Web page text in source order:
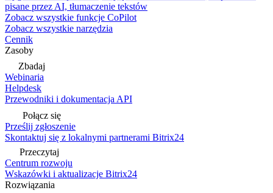
pisane przez AI, tłumaczenie tekstów
Zobacz wszystkie funkcje CoPilot
Zobacz wszystkie narzędzia
Cennik
Zasoby
Zbadaj
Webinaria
Helpdesk
Przewodniki i dokumentacja API
Połącz się
Prześlij zgłoszenie
Skontaktuj się z lokalnymi partnerami Bitrix24
Przeczytaj
Centrum rozwoju
Wskazówki i aktualizacje Bitrix24
Rozwiązania